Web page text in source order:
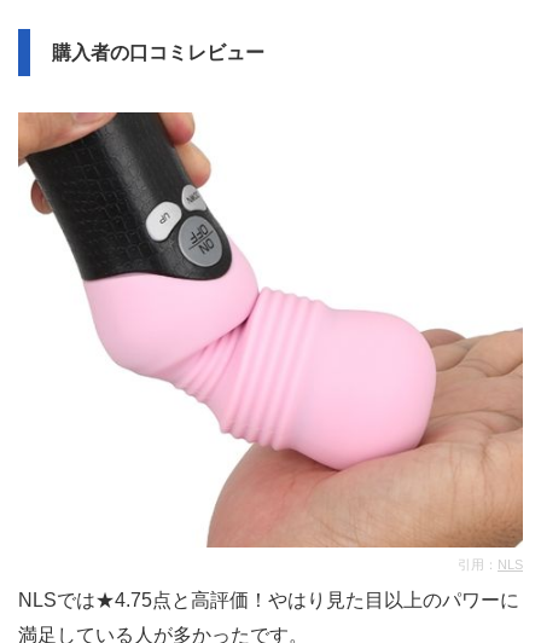
購入者の口コミレビュー
引用： NLS
NLSでは★4.75点と高評価！やはり見た目以上のパワーに
満足している人が多かったです。